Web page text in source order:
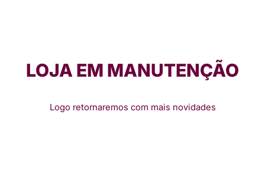
LOJA EM MANUTENÇÃO
Logo retornaremos com mais novidades